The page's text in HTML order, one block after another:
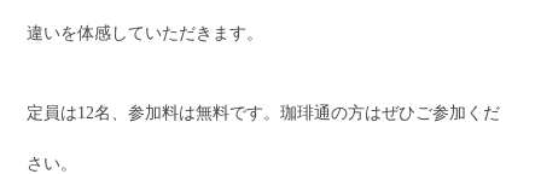
違いを体感していただきます。
定員は12名、参加料は無料です。珈琲通の方はぜひご参加くだ
さい。